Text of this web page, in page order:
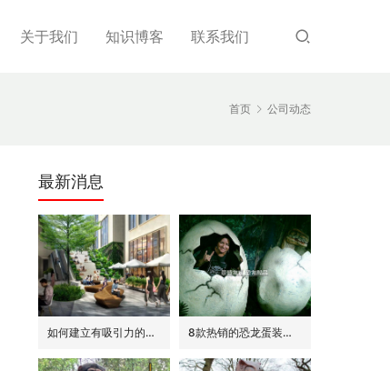
关于我们 知识博客 联系我们
首页 公司动态
最新消息
如何建立有吸引力的商场外围(恐龙或流行主题) 8款热销的恐龙蛋装饰(模型/雕塑)供参考